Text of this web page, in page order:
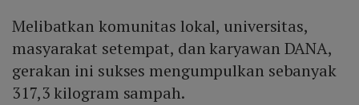
Melibatkan komunitas lokal, universitas,
masyarakat setempat, dan karyawan DANA,
gerakan ini sukses mengumpulkan sebanyak
317,3 kilogram sampah.